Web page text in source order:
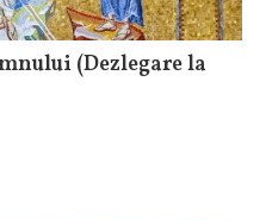
(Dezlegare la